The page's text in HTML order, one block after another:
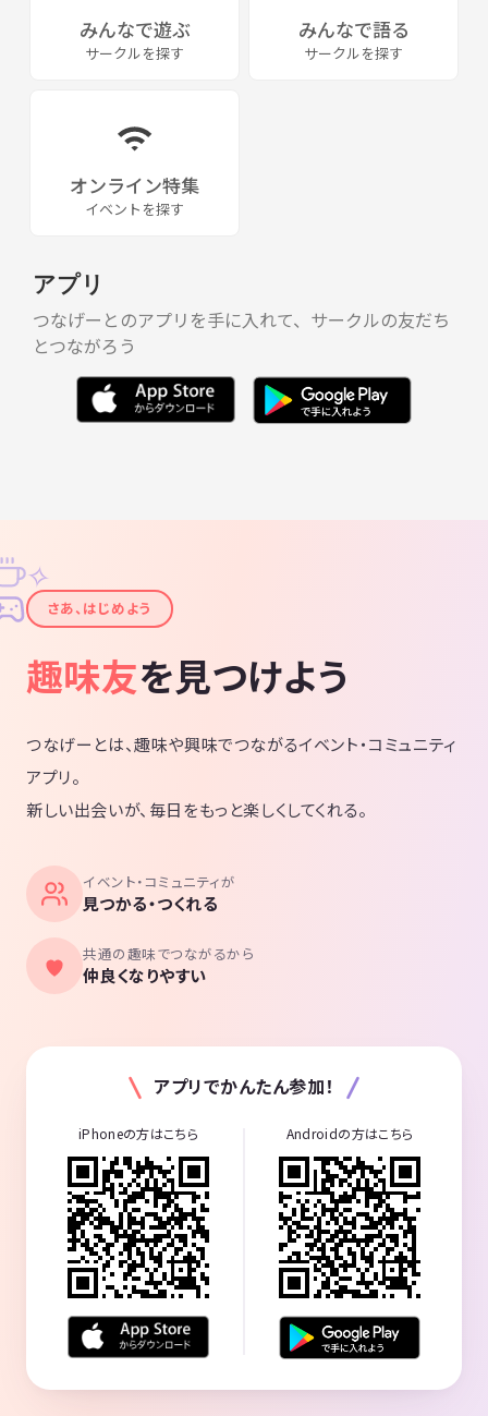
みんなで遊ぶ
サークルを探す
みんなで語る
サークルを探す
オンライン特集
イベントを探す
アプリ
つなげーとのアプリを手に入れて、サークルの友だち
とつながろう
✦
✧
さあ、はじめよう
趣味友を見つけよう
つなげーとは、趣味や興味でつながるイベント・コミュニティ
アプリ。
新しい出会いが、毎日をもっと楽しくしてくれる。
イベント・コミュニティが
見つかる・つくれる
共通の趣味でつながるから
仲良くなりやすい
アプリでかんたん参加！
iPhoneの方はこちら Androidの方はこちら